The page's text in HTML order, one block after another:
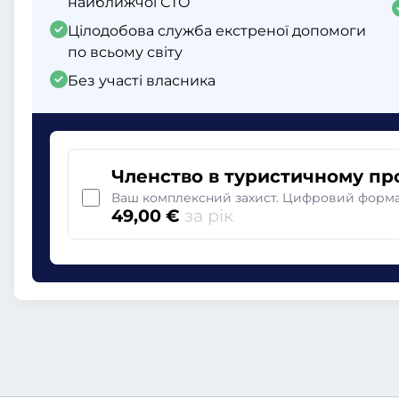
Цілодобова служба екстреної допомоги
по всьому світу
Без участі власника
Членство в туристичному
Ваш комплексний захист. Цифровий
49,00 € за рік